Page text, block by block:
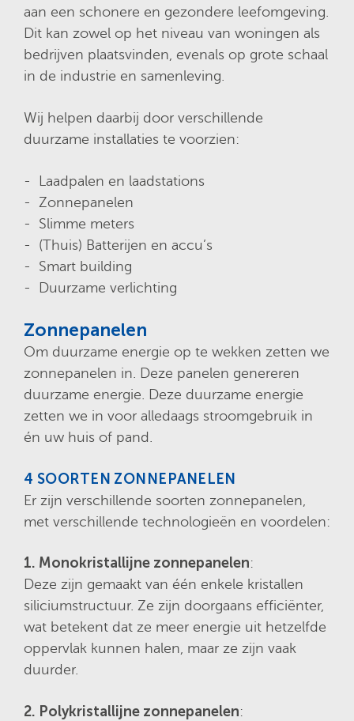
aan een schonere en gezondere leefomgeving.
Dit kan zowel op het niveau van woningen als
bedrijven plaatsvinden, evenals op grote schaal
in de industrie en samenleving.
Wij helpen daarbij door verschillende
duurzame installaties te voorzien:
Laadpalen en laadstations
Zonnepanelen
Slimme meters
(Thuis) Batterijen en accu’s
Smart building
Duurzame verlichting
Zonnepanelen
Om duurzame energie op te wekken zetten we
zonnepanelen in. Deze panelen genereren
duurzame energie. Deze duurzame energie
zetten we in voor alledaags stroomgebruik in
én uw huis of pand.
4 SOORTEN ZONNEPANELEN
Er zijn verschillende soorten zonnepanelen,
met verschillende technologieën en voordelen:
1. Monokristallijne zonnepanelen:
Deze zijn gemaakt van één enkele kristallen
siliciumstructuur. Ze zijn doorgaans efficiënter,
wat betekent dat ze meer energie uit hetzelfde
oppervlak kunnen halen, maar ze zijn vaak
duurder.
2. Polykristallijne zonnepanelen: